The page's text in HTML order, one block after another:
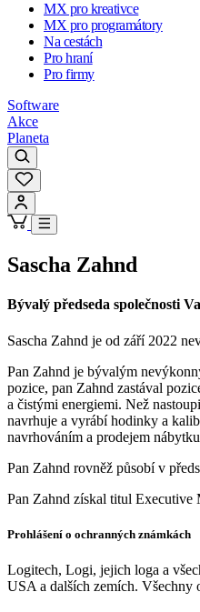
MX pro kreativce
MX pro programátory
Na cestách
Pro hraní
Pro firmy
Software
Akce
Planeta
Sascha Zahnd
Bývalý předseda společnosti
Sascha Zahnd je od září 2022
Pan Zahnd je bývalým
pozice, pan Zahnd zastával
a čistými energiemi. Než
navrhuje a vyrábí hodinky a
navrhováním a prodejem
Pan Zahnd rovněž působí v
Pan Zahnd získal titul
Prohlášení o ochranných známkách
Logitech, Logi, jejich loga a
USA a dalších zemích. Všechny